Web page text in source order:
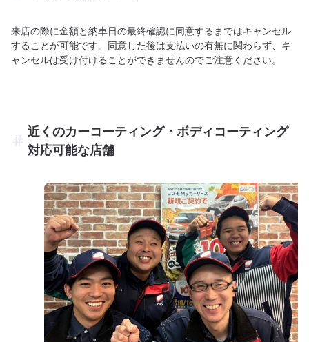
来店の際に金額と納車日の最終確認に同意するまではキャンセル
することが可能です。同意した後は支払いの有無に関わらず、キ
ャンセルは受け付けることができませんのでご注意ください。
近くのカーコーティング・ボディコーティング
対応可能な店舗